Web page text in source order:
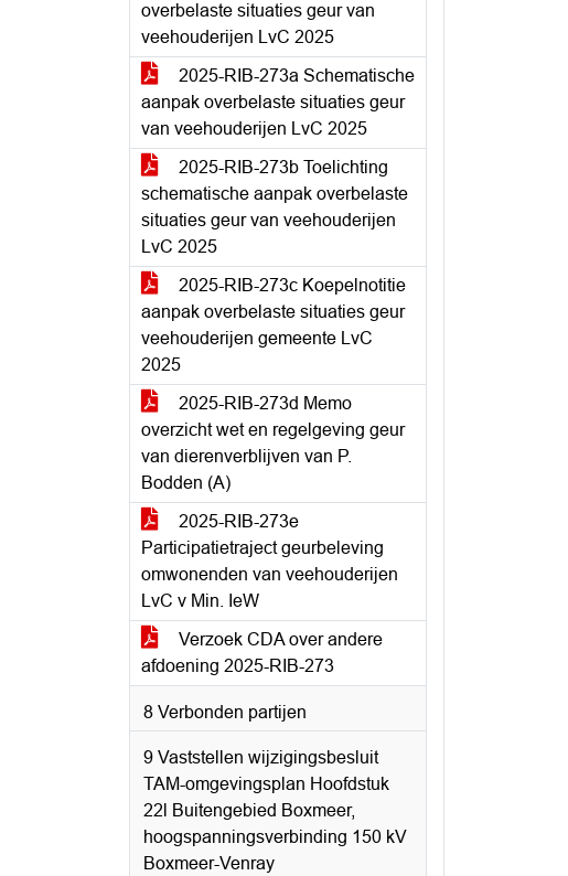
overbelaste situaties geur van
veehouderijen LvC 2025
2025-RIB-273a Schematische
aanpak overbelaste situaties geur
van veehouderijen LvC 2025
2025-RIB-273b Toelichting
schematische aanpak overbelaste
situaties geur van veehouderijen
LvC 2025
2025-RIB-273c Koepelnotitie
aanpak overbelaste situaties geur
veehouderijen gemeente LvC
2025
2025-RIB-273d Memo
overzicht wet en regelgeving geur
van dierenverblijven van P.
Bodden (A)
2025-RIB-273e
Participatietraject geurbeleving
omwonenden van veehouderijen
LvC v Min. IeW
Verzoek CDA over andere
afdoening 2025-RIB-273
8 Verbonden partijen
9 Vaststellen wijzigingsbesluit
TAM-omgevingsplan Hoofdstuk
22l Buitengebied Boxmeer,
hoogspanningsverbinding 150 kV
Boxmeer-Venray